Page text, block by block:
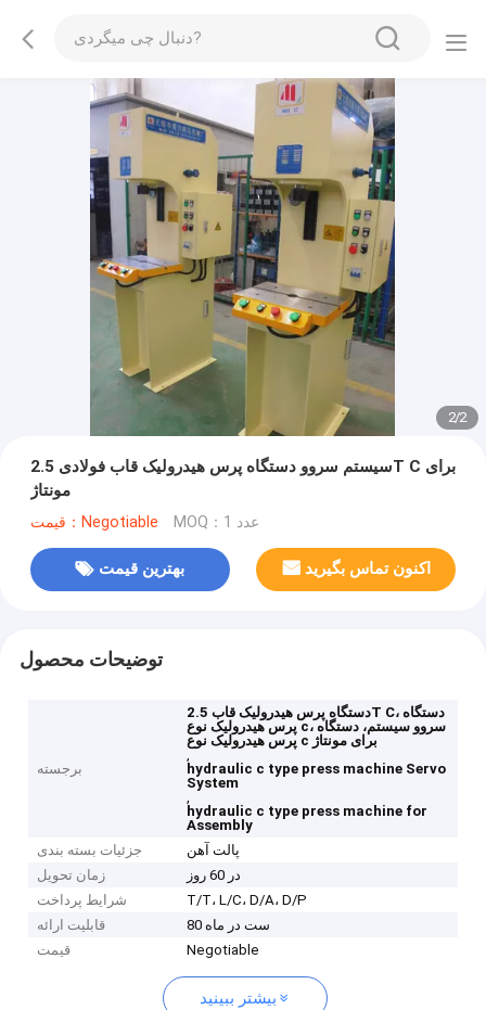
2/2
سیستم سروو دستگاه پرس هیدرولیک قاب فولادی 2.5T C برای
مونتاژ
قیمت：Negotiable MOQ：1 عدد
بهترین قیمت اکنون تماس بگیرید
توضیحات محصول
برجسته
دستگاه پرس هیدرولیک قاب 2.5T C، دستگاه
پرس هیدرولیک نوع c، سروو سیستم، دستگاه
پرس هیدرولیک نوع c برای مونتاژ
,
hydraulic c type press machine Servo
System
,
hydraulic c type press machine for
Assembly
جزئیات بسته بندی
پالت آهن
زمان تحویل
در 60 روز
شرایط پرداخت
T/T، L/C، D/A، D/P
قابلیت ارائه
80 ست در ماه
قیمت
Negotiable
بیشتر ببینید